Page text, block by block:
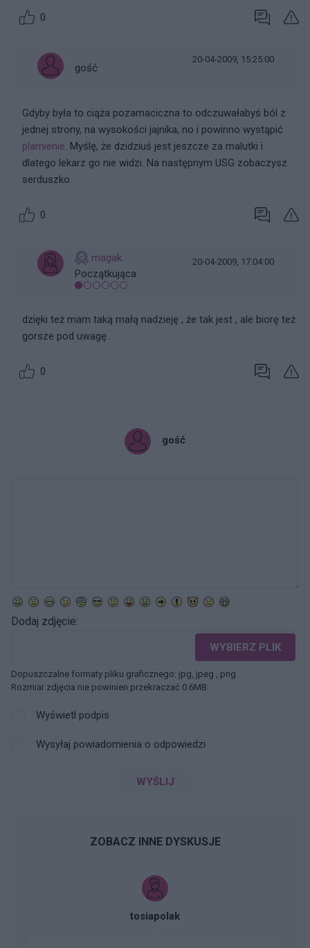
0
gość
20-04-2009, 15:25:00
Gdyby była to ciąża pozamaciczna to odczuwałabyś ból z
jednej strony, na wysokości jajnika, no i powinno wystąpić
plamienie. Myślę, że dzidziuś jest jeszcze za malutki i
dlatego lekarz go nie widzi. Na następnym USG zobaczysz
serduszko.
0
magak
Początkująca
20-04-2009, 17:04:00
dzięki też mam taką małą nadzieję , że tak jest , ale biorę też
gorsze pod uwagę .
0
gość
Dodaj zdjęcie:
WYBIERZ PLIK
Dopuszczalne formaty pliku graficznego: jpg, jpeg , png.
Rozmiar zdjęcia nie powinien przekraczać 0.6MB.
Wyświetl podpis
Wysyłaj powiadomienia o odpowiedzi
WYŚLIJ
ZOBACZ INNE DYSKUSJE
tosiapolak